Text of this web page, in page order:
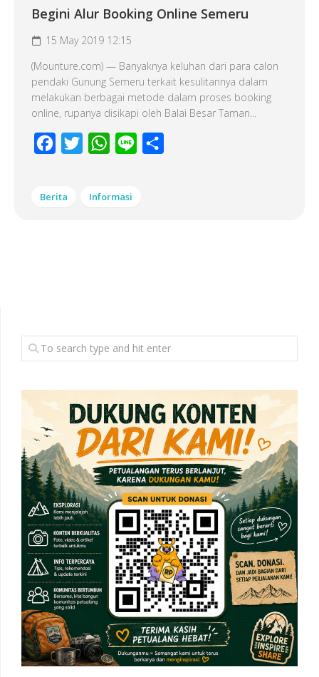
Begini Alur Booking Online Semeru
15 May 2019 12:15
(Mounture.com) — Banyaknya keluhan dari para calon
pendaki Gunung Semeru terkait kesulitannya dalam
melakukan berbagai metode dalam proses booking
online, rupanya disikapi oleh Balai Besar Taman...
Facebook
Twitter WhatsApp
Line
Berita Informasi